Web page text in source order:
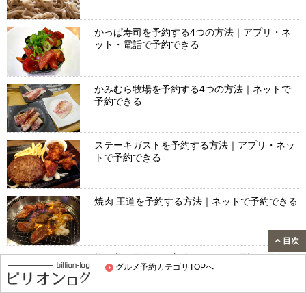
グルメ予約カテゴリTOPへ
かっぱ寿司を予約する4つの方法｜アプリ・ネ
ット・電話で予約できる
かみむら牧場を予約する4つの方法｜ネットで
予約できる
ステーキガストを予約する方法｜アプリ・ネッ
トで予約できる
焼肉 王道を予約する方法｜ネットで予約できる
梅の花を予約する方法｜ネット・電話で予約で
きる
目次